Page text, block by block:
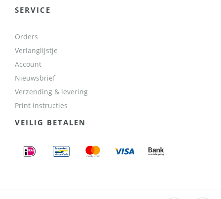
SERVICE
Orders
Verlanglijstje
Account
Nieuwsbrief
Verzending & levering
Print instructies
VEILIG BETALEN